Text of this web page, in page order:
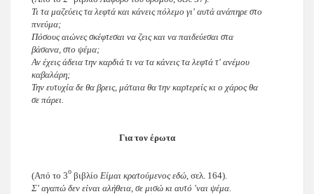
Τι τα μαζεύεις τα λεφτά και κάνεις πόλεμο γι' αυτά ανάπηρε στο
πνεύμα;
Πόσους αιώνες σκέφτεσαι να ζεις και να παιδεύεσαι στα
βάσανα, στο ψέμα;
Αν έχεις άδεια την καρδιά τι να τα κάνεις τα λεφτά τ' ανέμου
καβαλάρη;
Την ευτυχία δε θα βρεις, μάταια θα την καρτερείς κι ο χάρος θα
σε πάρει.
Για τον έρωτα
(Από το 3ο βιβλίο Είμαι κρατούμενος εδώ , σελ. 164).
Σ' αγαπώ δεν είναι αλήθεια, σε μισώ κι αυτό 'ναι ψέμα.